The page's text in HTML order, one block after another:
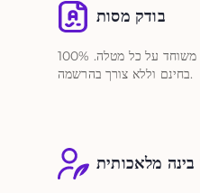
בודק מסות
קבלו משוב מיידי ובלתי משוחד על כל מטלה. 100%
בחינם וללא צורך בהרשמה.
מלאכותית